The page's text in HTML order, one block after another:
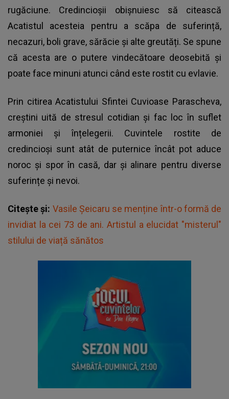
rugăciune. Credincioșii obișnuiesc să citească
Acatistul acesteia pentru a scăpa de suferință,
necazuri, boli grave, sărăcie și alte greutăți. Se spune
că acesta are o putere vindecătoare deosebită și
poate face minuni atunci când este rostit cu evlavie.
Prin citirea Acatistului Sfintei Cuvioase Parascheva,
creștini uită de stresul cotidian și fac loc în suflet
armoniei și înțelegerii. Cuvintele rostite de
credincioși sunt atât de puternice încât pot aduce
noroc și spor în casă, dar și alinare pentru diverse
suferințe și nevoi.
Citește și: Vasile Șeicaru se menține într-o formă de
invidiat la cei 73 de ani. Artistul a elucidat "misterul"
stilului de viață sănătos